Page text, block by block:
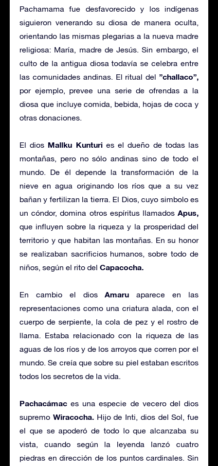
Pachamama fue desfavorecido y los indígenas
siguieron venerando su diosa de manera oculta,
orientando las mismas plegarias a la nueva madre
religiosa: María, madre de Jesús. Sin embargo, el
culto de la antigua diosa todavía se celebra entre
las comunidades andinas. El ritual del ”challaco”,
por ejemplo, prevee una serie de ofrendas a la
diosa que incluye comida, bebida, hojas de coca y
otras donaciones.
El dios Mallku Kunturies el dueño de todas las
montañas, pero no sólo andinas sino de todo el
mundo. De él depende la transformación de la
nieve en agua originando los ríos que a su vez
bañan y fertilizan la tierra. El Dios, cuyo simbolo es
un cóndor, domina otros espíritus llamados Apus,
que influyen sobre la riqueza y la prosperidad del
territorio y que habitan las montañas. En su honor
se realizaban sacrificios humanos, sobre todo de
niños, según el rito del Capacocha.
En cambio el diosAmaru aparece en las
representaciones como una criatura alada, con el
cuerpo de serpiente, la cola de pez y el rostro de
llama. Estaba relacionado con la riqueza de las
aguas de los ríos y de los arroyos que corren por el
mundo. Se creía que sobre su piel estaban escritos
todos los secretos de la vida.
Pachacámac es una especie de vecero del dios
supremo Wiracocha.Hijo de Inti, dios del Sol, fue
el que se apoderó de todo lo que alcanzaba su
vista, cuando según la leyenda lanzó cuatro
piedras en dirección de los puntos cardinales. Sin